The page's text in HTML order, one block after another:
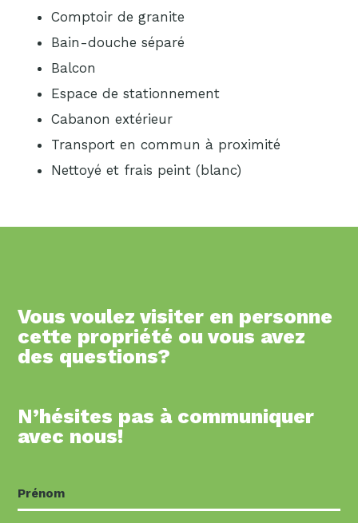
Comptoir de granite
Bain-douche séparé
Balcon
Espace de stationnement
Cabanon extérieur
Transport en commun à proximité
Nettoyé et frais peint (blanc)
Vous voulez visiter en personne
cette propriété ou vous avez
des questions?
N’hésites pas à communiquer
avec nous!